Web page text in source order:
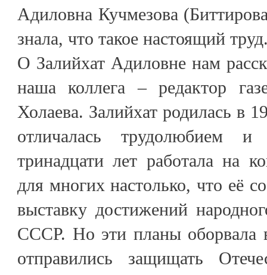
Адиловна Кучмезова
знала, что такое настоящий
О Залийхат Адиловне нам
наша коллега – редактор
Холаева. Залийхат родилась в
отличалась трудолюбием и
тринадцати лет работала на
для многих настолько, что её
выставку достижений
СССР. Но эти планы оборвала
отправились защищать